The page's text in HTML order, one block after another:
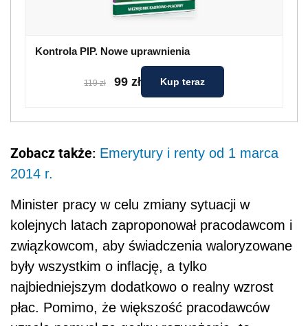
Kontrola PIP. Nowe uprawnienia
119 zł 99 zł Kup teraz
Zobacz także: Emerytury i renty od 1 marca
2014 r.
Minister pracy w celu zmiany sytuacji w
kolejnych latach zaproponował pracodawcom i
związkowcom, aby świadczenia waloryzowane
były wszystkim o inflację, a tylko
najbiedniejszym dodatkowo o realny wzrost
płac. Pomimo, że większość pracodawców